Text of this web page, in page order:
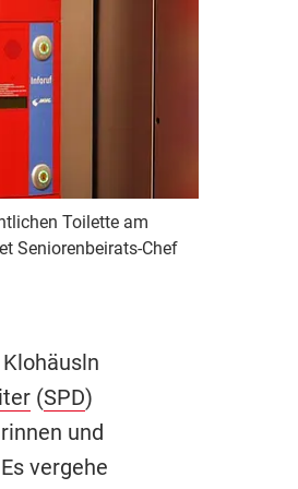
Toilette am
Seniorenbeirats-Chef
(SPD)
und
vergehe